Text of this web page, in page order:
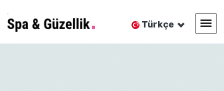
Türkçe